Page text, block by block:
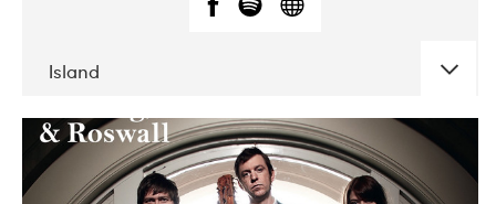
Island
DATE CONCERTS